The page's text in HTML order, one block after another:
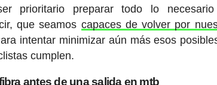
prioritario preparar todo lo
que seamos capaces de volver por
intentar minimizar aún más esos
cumplen.
antes de una salida en mtb